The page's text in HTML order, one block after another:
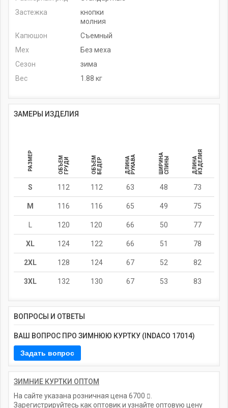
Застежка
кнопки
молния
Капюшон
Съемный
Мех
Без меха
Сезон
зима
Вес
1.88 кг
ЗАМЕРЫ ИЗДЕЛИЯ
РАЗМЕР ОБЪЕМГРУДИ ОБЪЕМБЕДЕР ДЛИНАРУКАВА ШИРИНАСПИНЫ ДЛИНАИЗДЕЛИЯ
S 112 112 63 48 73
M 116 116 65 49 75
120 120 66 50 77
XL 124 122 66 51 78
2XL 128 124 67 52 82
3XL 132 130 67 53 83
ВОПРОСЫ И ОТВЕТЫ
ВАШ ВОПРОС ПРО ЗИМНЮЮ КУРТКУ (INDACO 17014)
ЗИМНИЕ КУРТКИ ОПТОМ
На сайте указана розничная цена 6700
Зарегистрируйтесь как оптовик и узнайте оптовую цену